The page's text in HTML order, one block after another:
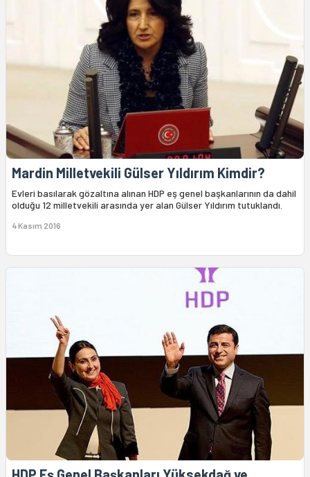
Mardin Milletvekili Gülser Yıldırım Kimdir?
Evleri basılarak gözaltına alınan HDP eş genel başkanlarının da dahil
olduğu 12 milletvekili arasında yer alan Gülser Yıldırım tutuklandı.
4 Kasım 2016